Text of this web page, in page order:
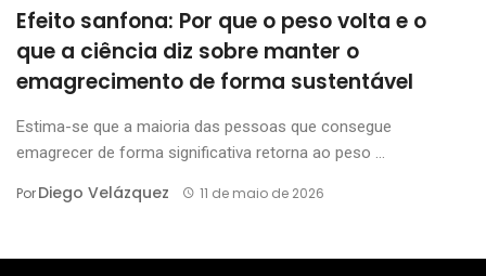
Efeito sanfona: Por que o peso volta e o
que a ciência diz sobre manter o
emagrecimento de forma sustentável
Estima-se que a maioria das pessoas que consegue
emagrecer de forma significativa retorna ao peso ...
PorDiego Velázquez 11 de maio de 2026